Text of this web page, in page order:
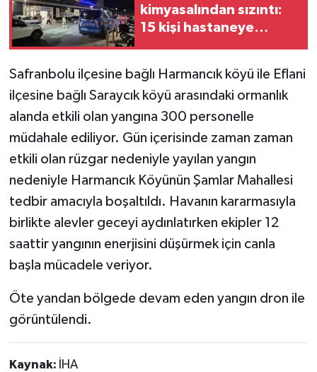
kimyasalından sızıntı:
15 kişi hastaneye
Safranbolu ilçesine bağlı Harmancık köyü ile Eflani
ilçesine bağlı Saraycık köyü arasındaki ormanlık
alanda etkili olan yangına 300 personelle
müdahale ediliyor. Gün içerisinde zaman zaman
etkili olan rüzgar nedeniyle yayılan yangın
nedeniyle Harmancık Köyünün Şamlar Mahallesi
tedbir amacıyla boşaltıldı. Havanın kararmasıyla
birlikte alevler geceyi aydınlatırken ekipler 12
saattir yangının enerjisini düşürmek için canla
başla mücadele veriyor.
Öte yandan bölgede devam eden yangın dron ile
görüntülendi.
Kaynak: İHA